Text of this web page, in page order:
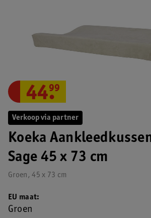
Verkoop via partner
Koeka
Sage 45 x 73 cm
Groen, 45 x 73 cm
44.
99
EU maat
Groen